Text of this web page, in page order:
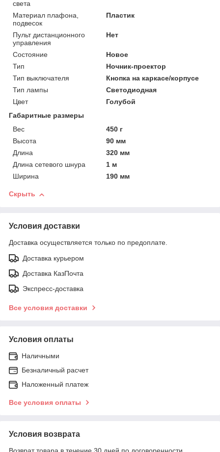
света
Материал плафона,
подвесок
Пластик
Пульт дистанционного
управления
Нет
Состояние
Новое
Тип
Ночник-проектор
Тип выключателя
Кнопка на каркасе/корпусе
Тип лампы
Светодиодная
Цвет
Голубой
Габаритные размеры
Вес
450 г
Высота
90 мм
Длина
320 мм
Длина сетевого шнура
1 м
Ширина
190 мм
Скрыть
Условия доставки
Доставка осуществляется только по предоплате.
Доставка курьером
Доставка КазПочта
Экспресс-доставка
Все условия доставки
Условия оплаты
Наличными
Безналичный расчет
Наложенный платеж
Все условия оплаты
Условия возврата